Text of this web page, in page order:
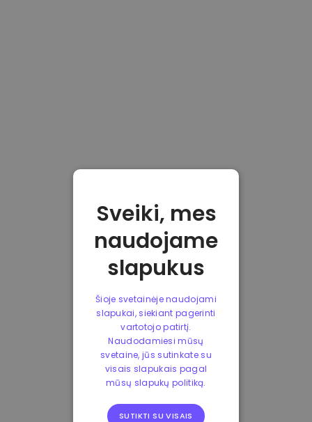
Sveiki, mes
naudojame
slapukus
Šioje svetainėje naudojami
slapukai, siekiant pagerinti
vartotojo patirtį.
Naudodamiesi mūsų
svetaine, jūs sutinkate su
visais slapukais pagal
mūsų slapukų politiką.
SUTIKTI SU VISAIS